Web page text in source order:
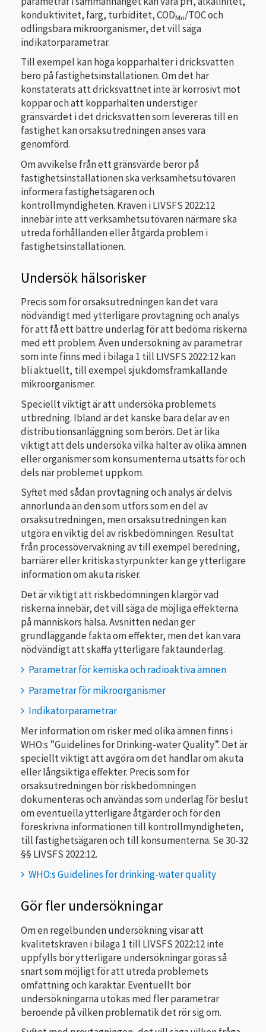
konduktivitet, färg, turbiditet, CODMn/TOC och
odlingsbara mikroorganismer, det vill säga
indikatorparametrar.
Till exempel kan höga kopparhalter i dricksvatten
bero på fastighetsinstallationen. Om det har
konstaterats att dricksvattnet inte är korrosivt mot
koppar och att kopparhalten understiger
gränsvärdet i det dricksvatten som levereras till en
fastighet kan orsaksutredningen anses vara
genomförd.
Om avvikelse från ett gränsvärde beror på
fastighetsinstallationen ska verksamhetsutövaren
informera fastighetsägaren och
kontrollmyndigheten. Kraven i LIVSFS 2022:12
innebär inte att verksamhetsutövaren närmare ska
utreda förhållanden eller åtgärda problem i
fastighetsinstallationen.
Undersök hälsorisker
Precis som för orsaksutredningen kan det vara
nödvändigt med ytterligare provtagning och analys
för att få ett bättre underlag för att bedöma riskerna
med ett problem. Även undersökning av parametrar
som inte finns med i bilaga 1 till LIVSFS 2022:12 kan
bli aktuellt, till exempel sjukdomsframkallande
mikroorganismer.
Speciellt viktigt är att undersöka problemets
utbredning. Ibland är det kanske bara delar av en
distributionsanläggning som berörs. Det är lika
viktigt att dels undersöka vilka halter av olika ämnen
eller organismer som konsumenterna utsätts för och
dels när problemet uppkom.
Syftet med sådan provtagning och analys är delvis
annorlunda än den som utförs som en del av
orsaksutredningen, men orsaksutredningen kan
utgöra en viktig del av riskbedömningen. Resultat
från processövervakning av till exempel beredning,
barriärer eller kritiska styrpunkter kan ge ytterligare
information om akuta risker.
Det är viktigt att riskbedömningen klargör vad
riskerna innebär, det vill säga de möjliga effekterna
på människors hälsa. Avsnitten nedan ger
grundläggande fakta om effekter, men det kan vara
nödvändigt att skaffa ytterligare faktaunderlag.
Parametrar för kemiska och radioaktiva ämnen
Parametrar för mikroorganismer
Indikatorparametrar
Mer information om risker med olika ämnen finns i
WHO:s ”Guidelines for Drinking-water Quality”. Det är
speciellt viktigt att avgöra om det handlar om akuta
eller långsiktiga effekter. Precis som för
orsaksutredningen bör riskbedömningen
dokumenteras och användas som underlag för beslut
om eventuella ytterligare åtgärder och för den
föreskrivna informationen till kontrollmyndigheten,
till fastighetsägaren och till konsumenterna. Se 30-32
§§ LIVSFS 2022:12.
WHO:s Guidelines for drinking-water quality
Gör fler undersökningar
Om en regelbunden undersökning visar att
kvalitetskraven i bilaga 1 till LIVSFS 2022:12 inte
uppfylls bör ytterligare undersökningar göras så
snart som möjligt för att utreda problemets
omfattning och karaktär. Eventuellt bör
undersökningarna utökas med fler parametrar
beroende på vilken problematik det rör sig om.